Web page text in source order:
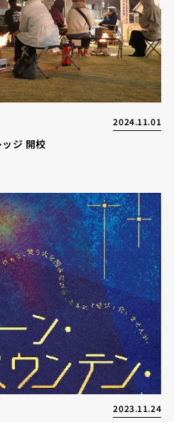
2024.11.01
ジ 開校
2023.11.24